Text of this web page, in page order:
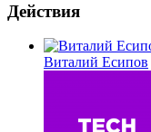
Действия
Виталий Есипов